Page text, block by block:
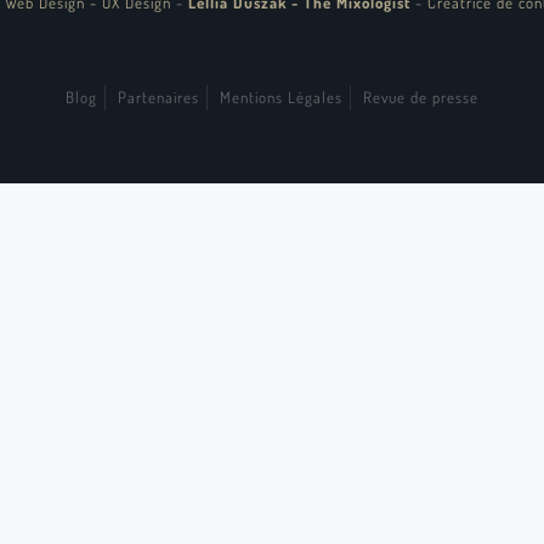
Blog Partenaires Mentions Légales Revue de presse